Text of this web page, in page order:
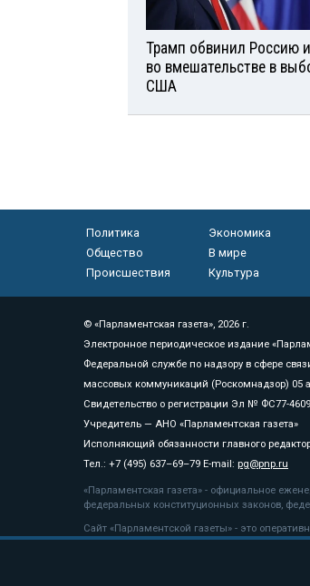
Трамп обвинил Россию
во вмешательстве в
США
Политика
Экономика
Общество
В мире
Происшествия
Культура
© «Парламентская газета», 2026 г.
Электронное периодическое издание
Федеральной службе по надзору в сфере
массовых коммуникаций (Роскомнадзор) 05
Свидетельство о регистрации Эл № ФС77-
Учредитель — АНО «Парламентская газета»
Исполняющий обязанности главного
Тел.: +7 (495) 637–69–79 E-mail: pg@pnp.ru
«Парламентская газета» - официальное
федеральных конституционных законов,
Сайт «Парламентской газеты» - это
«Парламентской газеты» активная ссылка на